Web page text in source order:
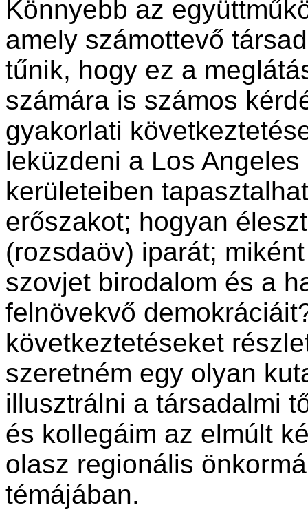
Könnyebb az
amely számottevő
tűnik, hogy ez a
számára is számos
gyakorlati
leküzdeni a Los
kerületeiben
erőszakot; hogyan
(rozsdaöv) iparát;
szovjet birodalom és a
felnövekvő
következtetéseket
szeretném egy olyan
illusztrálni a társadalmi
és kollegáim az elmúlt
olasz regionális
témájában.